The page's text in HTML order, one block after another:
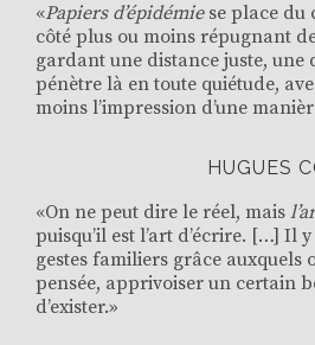
«Papiers d’épidémie se place du
côté plus ou moins répugnant
gardant une distance juste, une
pénètre là en toute quiétude,
moins l’impression d’une
HUGUES
«On ne peut dire le réel, mais
puisqu’il est l’art d’écrire. […] Il
gestes familiers grâce auxquels
pensée, apprivoiser un certain
d’exister.»